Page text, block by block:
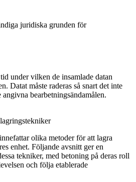
juridiska grunden för
under vilken de insamlade datan
Datat måste raderas så snart det inte
bearbetningsändamålen.
olika metoder för att lagra
enhet. Följande avsnitt ger en
tekniker, med betoning på deras roll
och följa etablerade